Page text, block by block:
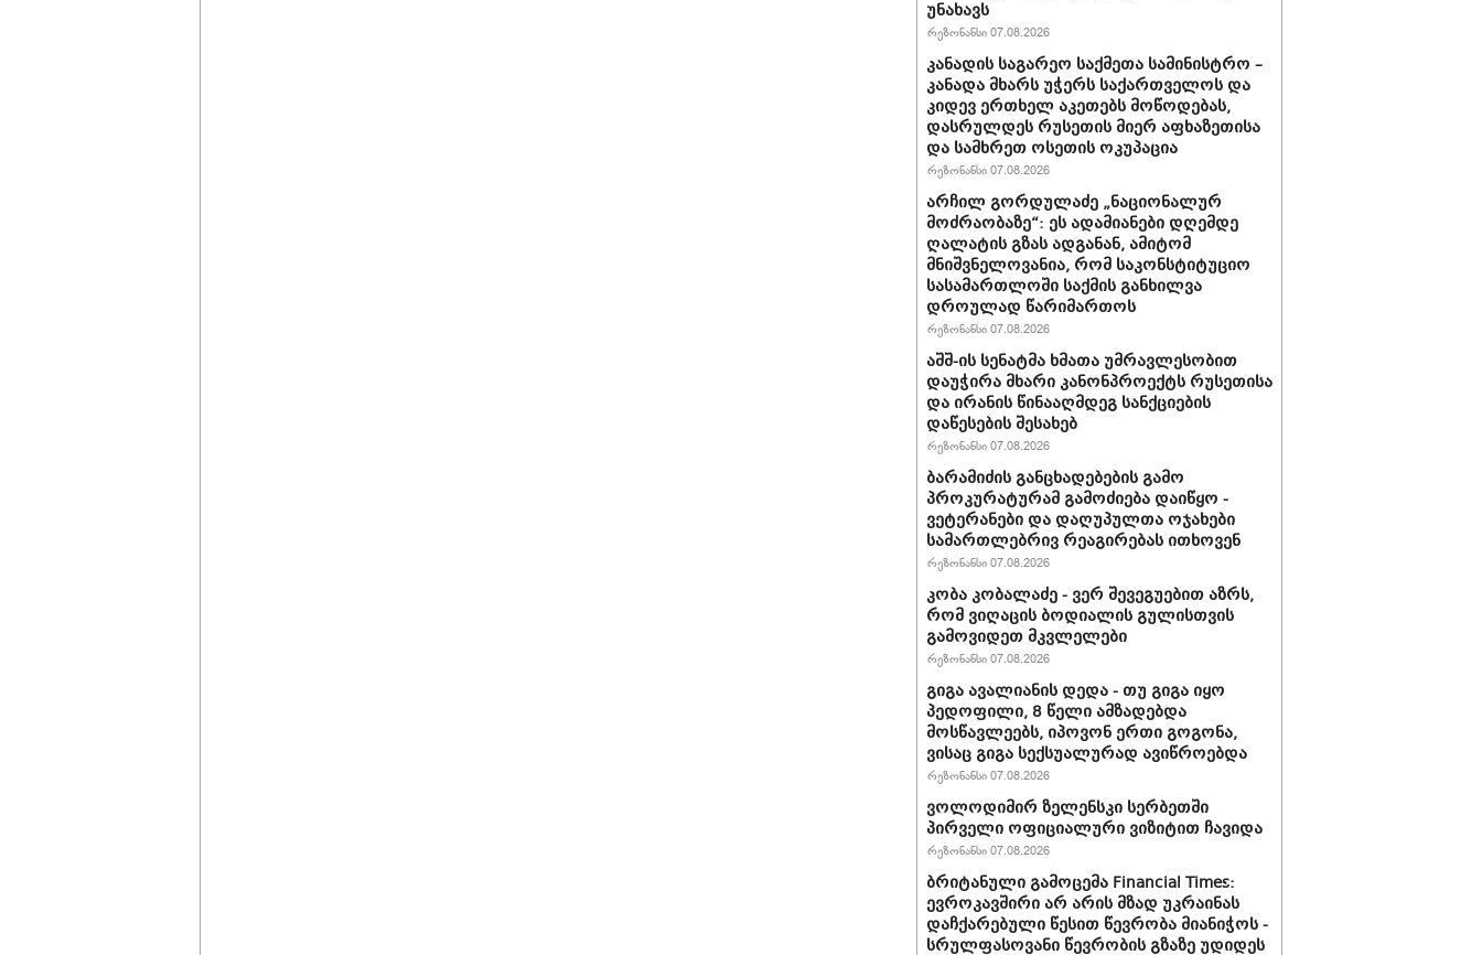
უნახავს
რეზონანსი 07.08.2026
კანადის საგარეო საქმეთა სამინისტრო –
კანადა მხარს უჭერს საქართველოს და
კიდევ ერთხელ აკეთებს მოწოდებას,
დასრულდეს რუსეთის მიერ აფხაზეთისა
და სამხრეთ ოსეთის ოკუპაცია
რეზონანსი 07.08.2026
არჩილ გორდულაძე „ნაციონალურ
მოძრაობაზე“: ეს ადამიანები დღემდე
ღალატის გზას ადგანან, ამიტომ
მნიშვნელოვანია, რომ საკონსტიტუციო
სასამართლოში საქმის განხილვა
დროულად წარიმართოს
რეზონანსი 07.08.2026
აშშ-ის სენატმა ხმათა უმრავლესობით
დაუჭირა მხარი კანონპროექტს რუსეთისა
და ირანის წინააღმდეგ სანქციების
დაწესების შესახებ
რეზონანსი 07.08.2026
ბარამიძის განცხადებების გამო
პროკურატურამ გამოძიება დაიწყო -
ვეტერანები და დაღუპულთა ოჯახები
სამართლებრივ რეაგირებას ითხოვენ
რეზონანსი 07.08.2026
კობა კობალაძე - ვერ შევეგუებით აზრს,
რომ ვიღაცის ბოდიალის გულისთვის
გამოვიდეთ მკვლელები
რეზონანსი 07.08.2026
გიგა ავალიანის დედა - თუ გიგა იყო
პედოფილი, 8 წელი ამზადებდა
მოსწავლეებს, იპოვონ ერთი გოგონა,
ვისაც გიგა სექსუალურად ავიწროებდა
რეზონანსი 07.08.2026
ვოლოდიმირ ზელენსკი სერბეთში
პირველი ოფიციალური ვიზიტით ჩავიდა
რეზონანსი 07.08.2026
ბრიტანული გამოცემა Financial Times:
ევროკავშირი არ არის მზად უკრაინას
დაჩქარებული წესით წევრობა მიანიჭოს -
სრულფასოვანი წევრობის გზაზე უდიდეს